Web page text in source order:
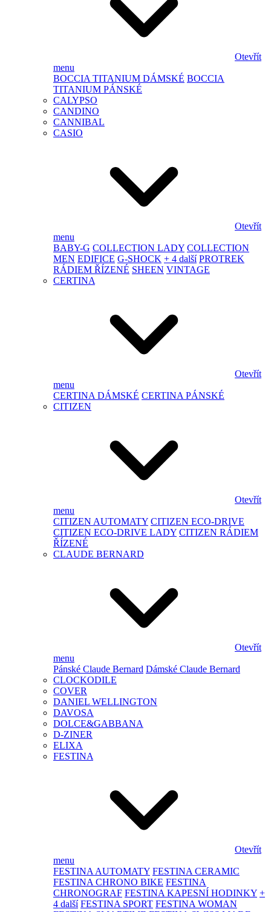
Otevřít
menu
BOCCIA TITANIUM DÁMSKÉ BOCCIA
TITANIUM PÁNSKÉ
CALYPSO
CANDINO
CANNIBAL
CASIO
Otevřít
menu
BABY-G COLLECTION LADY COLLECTION
MEN EDIFICE G-SHOCK + 4 další PROTREK
RÁDIEM ŘÍZENÉ SHEEN VINTAGE
CERTINA
Otevřít
menu
CERTINA DÁMSKÉ CERTINA PÁNSKÉ
CITIZEN
Otevřít
menu
CITIZEN AUTOMATY CITIZEN ECO-DRIVE
CITIZEN ECO-DRIVE LADY CITIZEN RÁDIEM
ŘÍZENÉ
CLAUDE BERNARD
Otevřít
menu
Pánské Claude Bernard Dámské Claude Bernard
CLOCKODILE
COVER
DANIEL WELLINGTON
DAVOSA
DOLCE&GABBANA
D-ZINER
ELIXA
FESTINA
Otevřít
menu
FESTINA AUTOMATY FESTINA CERAMIC
FESTINA CHRONO BIKE FESTINA
CHRONOGRAF FESTINA KAPESNÍ HODINKY +
4 další FESTINA SPORT FESTINA WOMAN